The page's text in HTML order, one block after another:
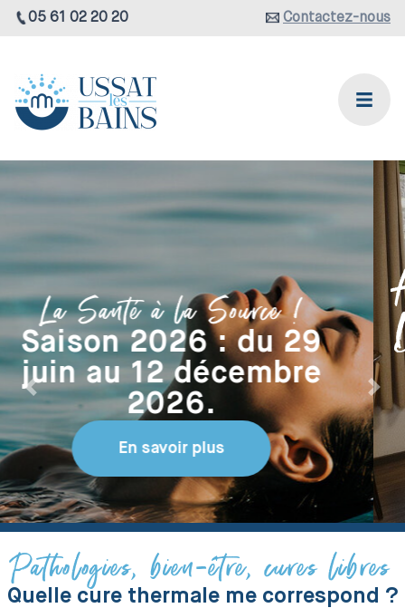
05 61 02 20 20 Contactez-nous
Hébergements du
Domaine thermal
Les Résidences
Thermales
Consultez
Précédent
Pathologies, bien-être, cures libres
Quelle cure thermale me correspond ?